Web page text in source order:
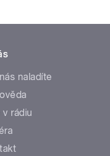
naladíte
v rádiu